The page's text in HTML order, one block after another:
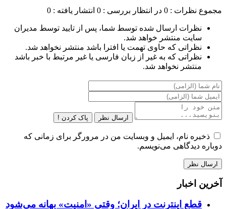
مجموع نظرات : 0 در انتظار بررسی : 0 انتشار یافته : 0
نظرات ارسال شده توسط شما، پس از تایید توسط مدیران
سایت منتشر خواهد شد.
نظراتی که حاوی تهمت یا افترا باشد منتشر نخواهد شد.
نظراتی که به غیر از زبان فارسی یا غیر مرتبط با خبر باشد
منتشر نخواهد شد.
ارسال نظر پاک کردن !
ذخیره نام، ایمیل و وبسایت من در مرورگر برای زمانی که
دوباره دیدگاهی می‌نویسم.
آخرین اخبار
قطع اینترنت در ایران؛ وقتی «امنیت» بهانه می‌شود